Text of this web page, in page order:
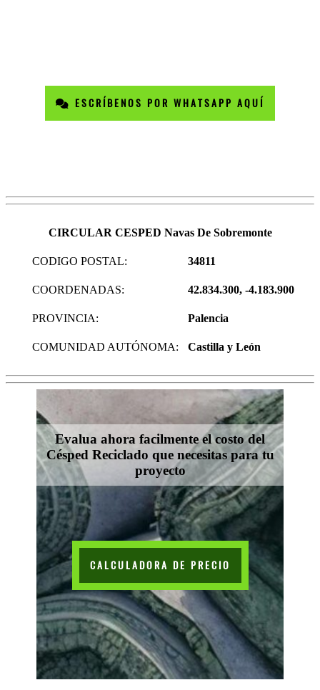
ESCRÍBENOS POR WHATSAPP AQUÍ
CIRCULAR CESPED Navas De Sobremonte
CODIGO POSTAL: 34811
COORDENADAS: 42.834.300, -4.183.900
PROVINCIA: Palencia
COMUNIDAD AUTÓNOMA: Castilla y León
Evalua ahora facilmente el costo del
Césped Reciclado que necesitas para tu
proyecto
CALCULADORA DE PRECIO